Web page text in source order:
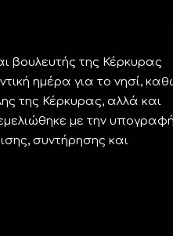
βουλευτής της Κέρκυρας
ημέρα για το νησί,
της Κέρκυρας, αλλά και
με την
συντήρησης και